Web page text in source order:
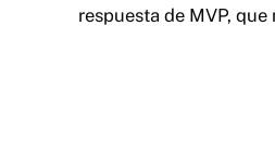
respuesta de MVP,